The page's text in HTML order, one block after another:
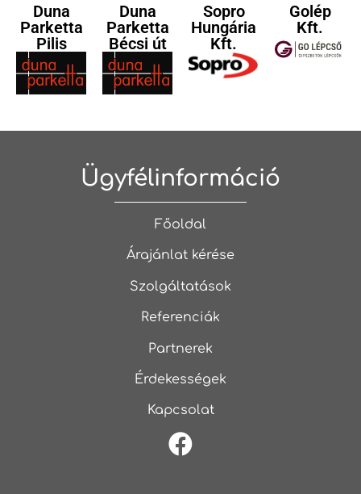
Duna
Parketta
Pilis
Duna
Parketta
Bécsi út
Sopro
Hungária
Kft.
Golép
Kft.
Ügyfélinformáció
Főoldal
Árajánlat kérése
Szolgáltatások
Referenciák
Partnerek
Érdekességek
Kapcsolat